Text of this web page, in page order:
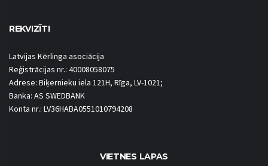
REKVIZĪTI
Latvijas Kērlinga asociācija
Reģistrācijas nr.: 40008058075
Adrese: Biķernieku iela 121H, Rīga, LV-1021;
Banka: AS SWEDBANK
Konta nr.: LV36HABA0551010794208
VIETNES LAPAS